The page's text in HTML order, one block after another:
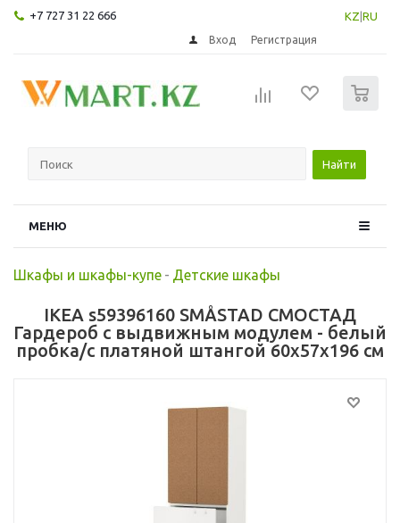
+7 727 31 22 666 KZ RU
Вход Регистрация
Найти
МЕНЮ
Шкафы и шкафы-купе - Детские шкафы
IKEA s59396160 SMÅSTAD СМОСТАД
Гардероб с выдвижным модулем - белый
пробка/с платяной штангой 60x57x196 см